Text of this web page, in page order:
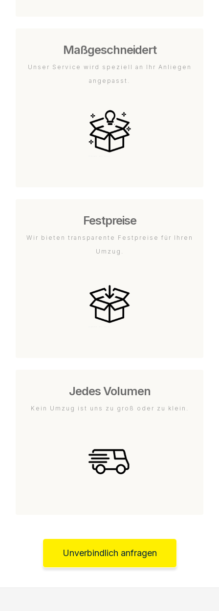
Maßgeschneidert
Unser Service wird speziell an Ihr Anliegen
angepasst.
Festpreise
Wir bieten transparente Festpreise für Ihren
Umzug.
Jedes Volumen
Kein Umzug ist uns zu groß oder zu klein.
Unverbindlich anfragen